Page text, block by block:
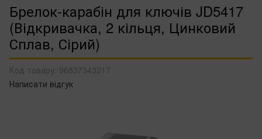
Брелок-карабін для ключів JD5417
(Відкривачка, 2 кільця, Цинковий
Сплав, Сірий)
Код товару: 96837343217
Написати відгук